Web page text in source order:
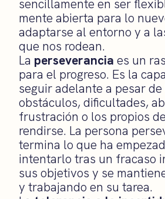
sencillamente en ser
mente abierta para lo
adaptarse al entorno y a
que nos rodean.
La perseverancia es un
para el progreso. Es la
seguir adelante a pesar de
obstáculos, dificultades,
frustración o los propios
rendirse. La persona
termina lo que ha
intentarlo tras un fracaso
sus objetivos y se
y trabajando en su tarea.